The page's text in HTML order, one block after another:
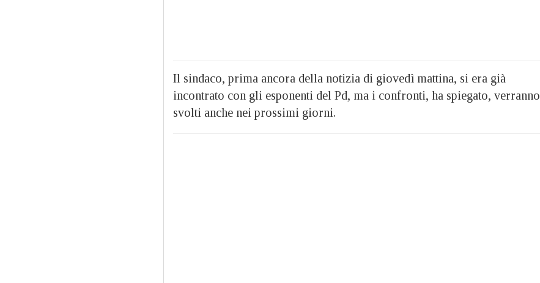
Il sindaco, prima ancora della notizia di giovedì mattina, si era già
incontrato con gli esponenti del Pd, ma i confronti, ha spiegato, verranno
svolti anche nei prossimi giorni.